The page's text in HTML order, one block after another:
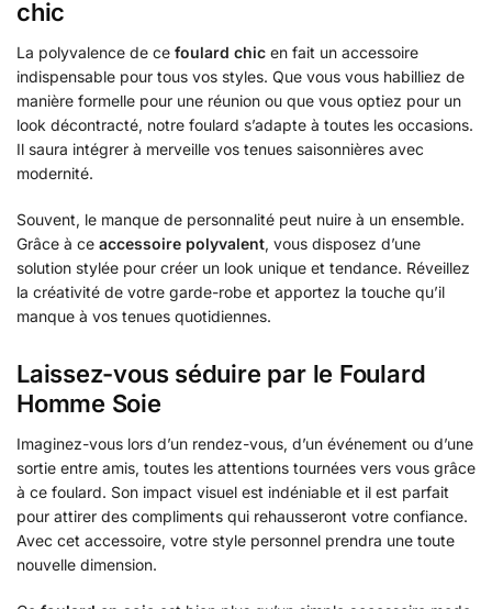
chic
La polyvalence de ce foulard chic en fait un accessoire
indispensable pour tous vos styles. Que vous vous habilliez de
manière formelle pour une réunion ou que vous optiez pour un
look décontracté, notre foulard s’adapte à toutes les occasions.
Il saura intégrer à merveille vos tenues saisonnières avec
modernité.
Souvent, le manque de personnalité peut nuire à un ensemble.
Grâce à ce accessoire polyvalent, vous disposez d’une
solution stylée pour créer un look unique et tendance. Réveillez
la créativité de votre garde-robe et apportez la touche qu’il
manque à vos tenues quotidiennes.
Laissez-vous séduire par le Foulard
Homme Soie
Imaginez-vous lors d’un rendez-vous, d’un événement ou d’une
sortie entre amis, toutes les attentions tournées vers vous grâce
à ce foulard. Son impact visuel est indéniable et il est parfait
pour attirer des compliments qui rehausseront votre confiance.
Avec cet accessoire, votre style personnel prendra une toute
nouvelle dimension.